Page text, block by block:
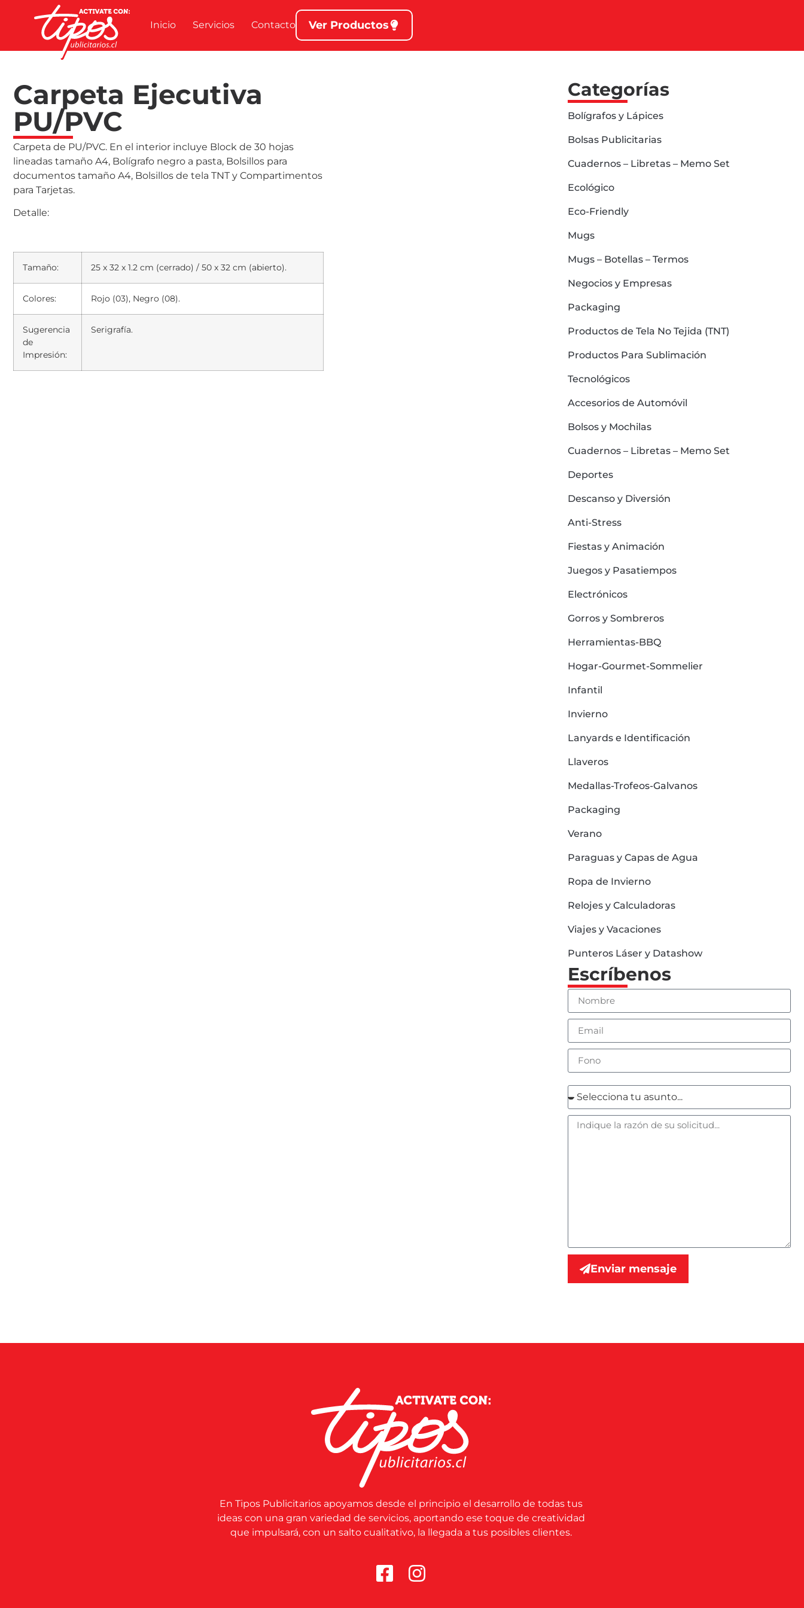
Inicio Servicios Contacto Ver Productos
Carpeta Ejecutiva
PU/PVC
Carpeta de PU/PVC. En el interior incluye Block de 30 hojas
lineadas tamaño A4, Bolígrafo negro a pasta, Bolsillos para
documentos tamaño A4, Bolsillos de tela TNT y Compartimentos
para Tarjetas.
Detalle:
Tamaño: 25 x 32 x 1.2 cm (cerrado) / 50 x 32 cm (abierto).
Colores: Rojo (03), Negro (08).
Sugerencia
de
Impresión:
Serigrafía.
Categorías
Bolígrafos y Lápices
Bolsas Publicitarias
Cuadernos – Libretas – Memo Set
Ecológico
Eco-Friendly
Mugs
Mugs – Botellas – Termos
Negocios y Empresas
Packaging
Productos de Tela No Tejida (TNT)
Productos Para Sublimación
Tecnológicos
Accesorios de Automóvil
Bolsos y Mochilas
Cuadernos – Libretas – Memo Set
Deportes
Descanso y Diversión
Anti-Stress
Fiestas y Animación
Juegos y Pasatiempos
Electrónicos
Gorros y Sombreros
Herramientas-BBQ
Hogar-Gourmet-Sommelier
Infantil
Invierno
Lanyards e Identificación
Llaveros
Medallas-Trofeos-Galvanos
Packaging
Verano
Paraguas y Capas de Agua
Ropa de Invierno
Relojes y Calculadoras
Viajes y Vacaciones
Punteros Láser y Datashow
Escríbenos
Enviar mensaje
En Tipos Publicitarios apoyamos desde el principio el desarrollo de todas tus
ideas con una gran variedad de servicios, aportando ese toque de creatividad
que impulsará, con un salto cualitativo, la llegada a tus posibles clientes.